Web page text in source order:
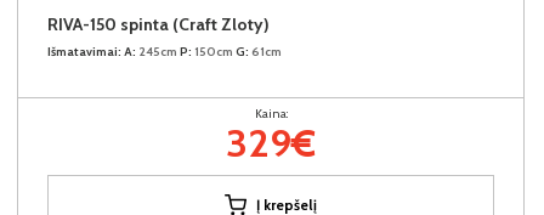
RIVA-150 spinta (Craft Zloty)
Išmatavimai: A: 245cm P: 150cm G: 61cm
Kaina:
329€
Į krepšelį